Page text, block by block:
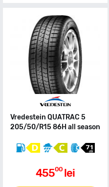
Vredestein QUATRAC 5
205/50/R15 86H all season
45500 lei